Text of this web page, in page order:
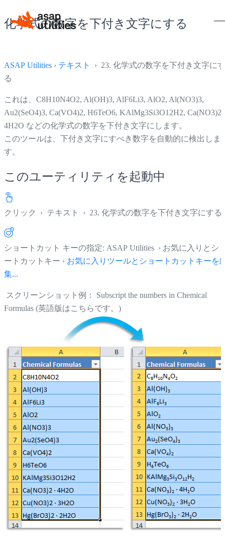
化学式の数字を下付き文字にする
ASAP Utilities › テキスト
› 23. 化学式の数字を下付き文字にす
る
これは、C8H10N4O2, Al(OH)3, AlF6Li3, AlO2, Al(NO3)3,
Au2(SeO4)3, Ca(VO4)2, H6TeO6, KAlMg3Si3O12H2, Ca(NO3)2
4H2O などの化学式の数字を下付き文字にします。
このツールは、下付き文字にすべき数字を自動的に検出しま
す。
このユーティリティを起動中
クリック › テキスト › 23. 化学式の数字を下付き文字にする
ショートカット キーの指定: ASAP Utilities › お気に入りとシ
ートカットキー › お気に入りツールとショートカットキーを
集...
スクリーンショット例： Subscript the numbers in Chemical
Formulas (英語版はこちらです。)